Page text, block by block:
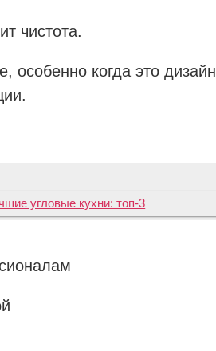
чистота.
особенно когда это
угловые кухни: топ-3